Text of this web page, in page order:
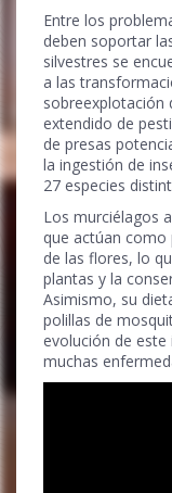
Entre los
deben soportar
silvestres se
a las
sobreexplotación
extendido de
de presas
la ingestión de
27 especies
Los murciélagos
que actúan como
de las flores, lo
plantas y la
Asimismo, su
polillas de
evolución de
muchas